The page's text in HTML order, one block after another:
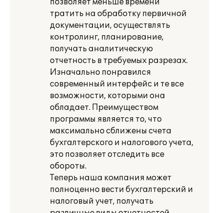
позволяет меньше времени
тратить на обработку первичной
документации, осуществлять
контролинг, планирование,
получать аналитическую
отчетность в требуемых разрезах.
Изначально понравился
современный интерфейс и те все
возможности, которыми она
обладает. Преимуществом
программы является то, что
максимально сближены счета
бухгалтерского и налогового учета,
это позволяет отследить все
обороты.
Теперь наша компания может
полноценно вести бухгалтерский и
налоговый учет, получать